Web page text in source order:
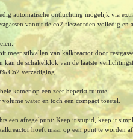
automatische ontluchting mogelijk via
vanuit de co2 flesworden volledig en
meer stilvallen van kalkreactor door
kan de schakelklok van de laatste
Co2 verzadiging
kamer op een zeer beperkt ruimte:
volume water en toch een compact toestel.
een afregelpunt: Keep it stupid, keep it
hoeft maar op een punt te worden